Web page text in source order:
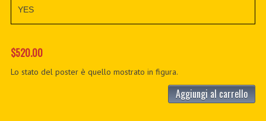
YES
$520.00
Lo stato del poster è quello mostrato in figura.
Aggiungi al carrello